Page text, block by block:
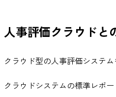
人事評価クラウドと
クラウド型の人事評価システ
クラウドシステムの標準レポ